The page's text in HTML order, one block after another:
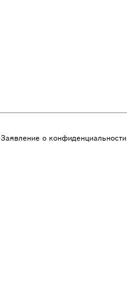
Заявление о конфиденциальности